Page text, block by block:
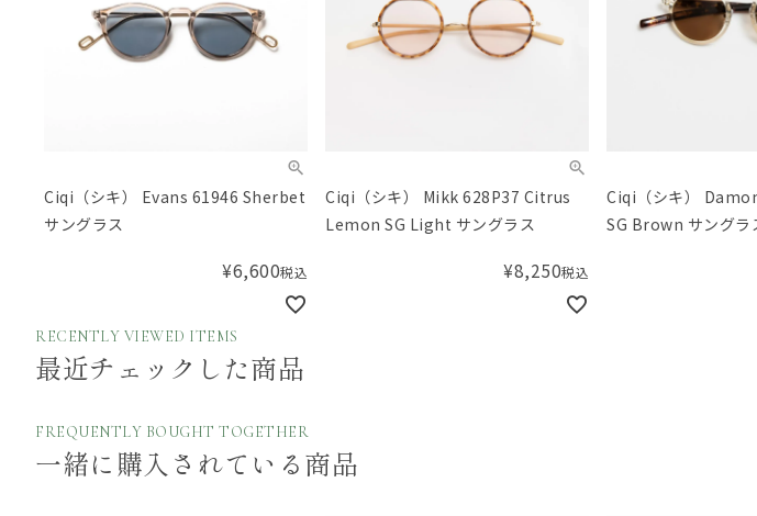
Ciqi（シキ） Evans 61946 Sherbet
サングラス
¥6,600税込
Ciqi（シキ） Mikk 628P37 Citrus
Lemon SG Light サングラス
¥8,250税込
Ciqi（シキ）
SG Brown サングラ
RECENTLY VIEWED ITEMS
最近チェックした商品
FREQUENTLY BOUGHT TOGETHER
一緒に購入されている商品